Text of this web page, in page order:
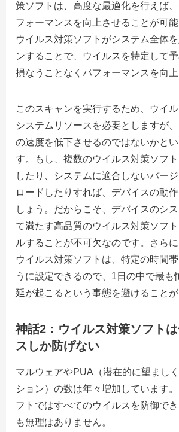
策ソフトは、高度な最適化を行えば
フォーマンスを向上させることが可能
ウイルス対策ソフトがシステム全体
ンすることで、ウイルスを特定して
損なうことなくパフォーマンスを向上
このスキャンを実行するため、ウイ
システムリソースを必要としますが
の速度を低下させるのではないかと
す。もし、複数のウイルス対策ソフ
したり、システムに適合しないバー
ロードしたりすれば、デバイスの動
しょう。だからこそ、デバイスのシ
て満たす高品質のウイルス対策ソフ
ルすることが不可欠なのです。さら
ウイルス対策ソフトは、特定の時間
うに設定できるので、1日の中で最も
延が起こるという事態を避けることが
神話2：ウイルス対策ソフト
スしか防げない
マルウェアやPUA（潜在的に望まし
ション）の数は年々増加しています
フトではすべてのウイルスを防御で
も無理はありません。